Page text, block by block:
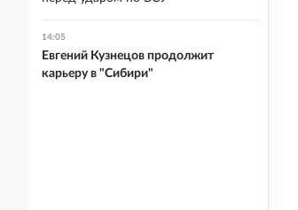
14:05
Евгений Кузнецов продолжит
карьеру в "Сибири"